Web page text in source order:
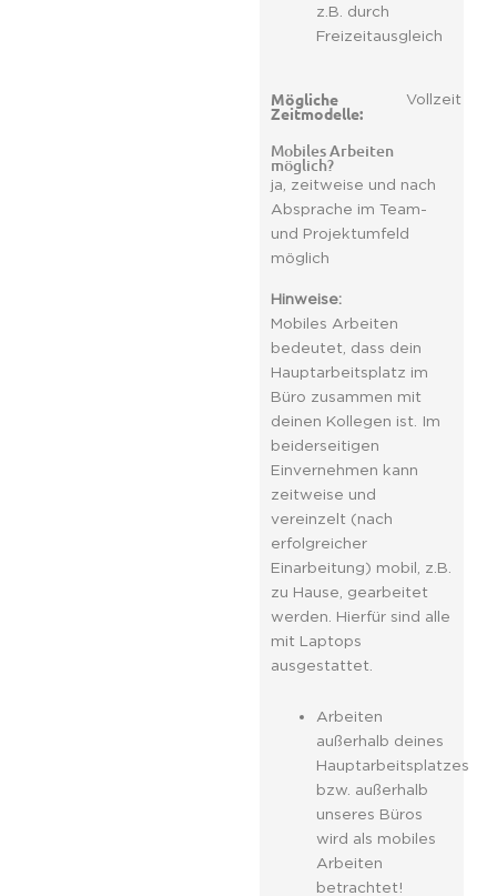
z.B. durch
Freizeitausgleich
Mögliche
Zeitmodelle:
Vollzeit
Mobiles Arbeiten
möglich?
ja, zeitweise und nach
Absprache im Team-
und Projektumfeld
möglich
Hinweise:
Mobiles Arbeiten
bedeutet, dass dein
Hauptarbeitsplatz im
Büro zusammen mit
deinen Kollegen ist. Im
beiderseitigen
Einvernehmen kann
zeitweise und
vereinzelt (nach
erfolgreicher
Einarbeitung) mobil, z.B.
zu Hause, gearbeitet
werden. Hierfür sind alle
mit Laptops
ausgestattet.
Arbeiten
außerhalb deines
Hauptarbeitsplatzes
bzw. außerhalb
unseres Büros
wird als mobiles
Arbeiten
betrachtet!